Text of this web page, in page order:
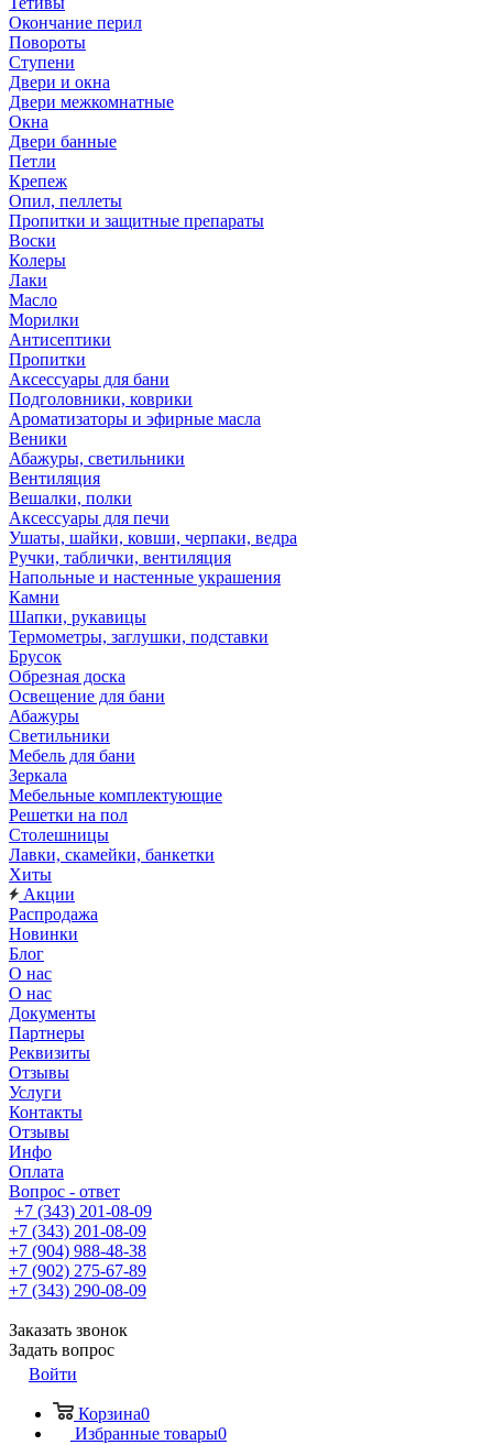
Окончание перил
Повороты
Ступени
Двери и окна
Двери межкомнатные
Окна
Двери банные
Петли
Крепеж
Опил, пеллеты
Пропитки и защитные препараты
Воски
Колеры
Лаки
Масло
Морилки
Антисептики
Пропитки
Аксессуары для бани
Подголовники, коврики
Ароматизаторы и эфирные масла
Веники
Абажуры, светильники
Вентиляция
Вешалки, полки
Аксессуары для печи
Ушаты, шайки, ковши, черпаки, ведра
Ручки, таблички, вентиляция
Напольные и настенные украшения
Камни
Шапки, рукавицы
Термометры, заглушки, подставки
Брусок
Обрезная доска
Освещение для бани
Абажуры
Светильники
Мебель для бани
Зеркала
Мебельные комплектующие
Решетки на пол
Столешницы
Лавки, скамейки, банкетки
Хиты
Акции
Распродажа
Новинки
Блог
О нас
О нас
Документы
Партнеры
Реквизиты
Отзывы
Услуги
Контакты
Отзывы
Инфо
Оплата
Вопрос - ответ
+7 (343) 201-08-09
+7 (343) 201-08-09
+7 (904) 988-48-38
+7 (902) 275-67-89
+7 (343) 290-08-09
Заказать звонок
Задать вопрос
Войти
Корзина0
Избранные товары0